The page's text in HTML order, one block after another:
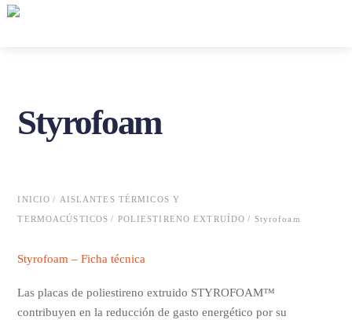
Skip
Styrofoam
INICIO / AISLANTES TÉRMICOS Y
TERMOACÚSTICOS / POLIESTIRENO EXTRUÍDO / Styrofoam
Styrofoam – Ficha técnica
Las placas de poliestireno extruido STYROFOAM™
contribuyen en la reducción de gasto energético por su